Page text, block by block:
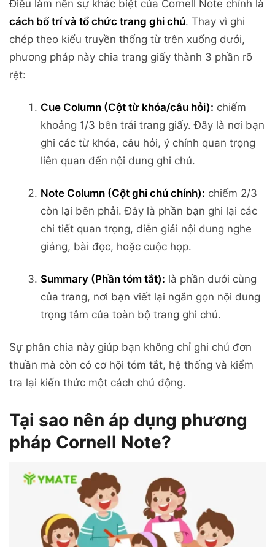
Điều làm nên sự khác biệt của Cornell Note chính là
cách bố trí và tổ chức trang ghi chú. Thay vì ghi
chép theo kiểu truyền thống từ trên xuống dưới,
phương pháp này chia trang giấy thành 3 phần rõ
rệt:
Cue Column (Cột từ khóa/câu hỏi): chiếm
khoảng 1/3 bên trái trang giấy. Đây là nơi bạn
ghi các từ khóa, câu hỏi, ý chính quan trọng
liên quan đến nội dung ghi chú.
Note Column (Cột ghi chú chính): chiếm 2/3
còn lại bên phải. Đây là phần bạn ghi lại các
chi tiết quan trọng, diễn giải nội dung nghe
giảng, bài đọc, hoặc cuộc họp.
Summary (Phần tóm tắt): là phần dưới cùng
của trang, nơi bạn viết lại ngắn gọn nội dung
trọng tâm của toàn bộ trang ghi chú.
Sự phân chia này giúp bạn không chỉ ghi chú đơn
thuần mà còn có cơ hội tóm tắt, hệ thống và kiểm
tra lại kiến thức một cách chủ động.
Tại sao nên áp dụng phương
pháp Cornell Note?